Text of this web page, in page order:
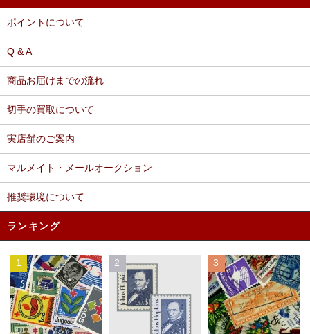
ポイントについて
Q & A
商品お届けまでの流れ
切手の買取について
実店舗のご案内
マルメイト・メールオークション
推奨環境について
ランキング
1 2 3